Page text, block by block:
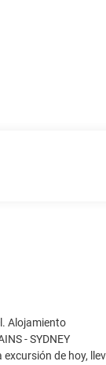
Alojamiento
- SYDNEY
de hoy,